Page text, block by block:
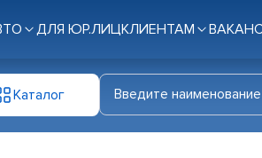
ДЛЯ ЮР.ЛИЦКЛИЕНТАМ
Каталог